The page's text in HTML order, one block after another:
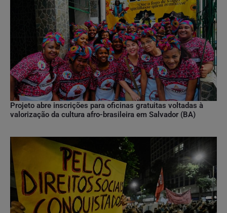
Projeto abre inscrições para oficinas gratuitas voltadas à
valorização da cultura afro-brasileira em Salvador (BA)